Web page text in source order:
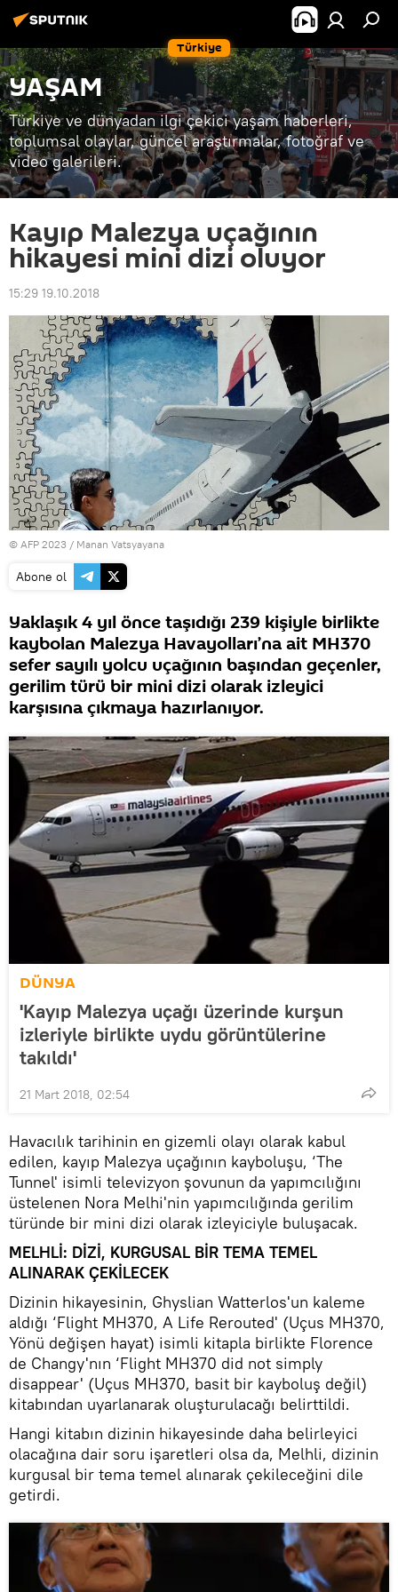
Türkiye
YAŞAM
Türkiye ve dünyadan ilgi çekici yaşam haberleri,
toplumsal olaylar, güncel araştırmalar, fotoğraf ve
video galerileri.
Kayıp Malezya uçağının
hikayesi mini dizi oluyor
15:29 19.10.2018
© AFP 2023 / Manan Vatsyayana
Abone ol
Yaklaşık 4 yıl önce taşıdığı 239 kişiyle birlikte
kaybolan Malezya Havayolları’na ait MH370
sefer sayılı yolcu uçağının başından geçenler,
gerilim türü bir mini dizi olarak izleyici
karşısına çıkmaya hazırlanıyor.
DÜNYA
'Kayıp Malezya uçağı üzerinde kurşun
izleriyle birlikte uydu görüntülerine
takıldı'
21 Mart 2018, 02:54
Havacılık tarihinin en gizemli olayı olarak kabul
edilen, kayıp Malezya uçağının kayboluşu, ‘The
Tunnel' isimli televizyon şovunun da yapımcılığını
üstelenen Nora Melhi'nin yapımcılığında gerilim
türünde bir mini dizi olarak izleyiciyle buluşacak.
MELHLİ: DİZİ, KURGUSAL BİR TEMA TEMEL
ALINARAK ÇEKİLECEK
Dizinin hikayesinin, Ghyslian Watterlos'un kaleme
aldığı ‘Flight MH370, A Life Rerouted' (Uçus MH370,
Yönü değişen hayat) isimli kitapla birlikte Florence
de Changy'nın ‘Flight MH370 did not simply
disappear' (Uçus MH370, basit bir kayboluş değil)
kitabından uyarlanarak oluşturulacağı belirttildi.
Hangi kitabın dizinin hikayesinde daha belirleyici
olacağına dair soru işaretleri olsa da, Melhli, dizinin
kurgusal bir tema temel alınarak çekileceğini dile
getirdi.